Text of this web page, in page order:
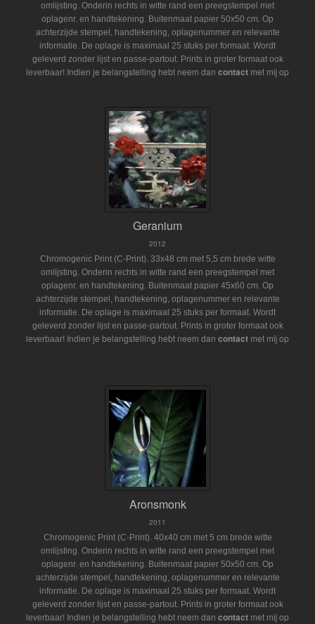
omlijsting. Onderin rechts in witte rand een preegstempel met
oplagenr. en handtekening. Buitenmaat papier 50x50 cm. Op
achterzijde stempel, handtekening, oplagenummer en relevante
informatie. De oplage is maximaal 25 stuks per formaat. Wordt
geleverd zonder lijst en passe-partout. Prints in groter formaat ook
leverbaar! Indien je belangstelling hebt neem dan contact met mij op
Geranium
2012
Chromogenic Print (C-Print). 33x48 cm met 5,5 cm brede witte
omlijsting. Onderin rechts in witte rand een preegstempel met
oplagenr. en handtekening. Buitenmaat papier 45x60 cm. Op
achterzijde stempel, handtekening, oplagenummer en relevante
informatie. De oplage is maximaal 25 stuks per formaat. Wordt
geleverd zonder lijst en passe-partout. Prints in groter formaat ook
leverbaar! Indien je belangstelling hebt neem dan contact met mij op
Aronsmonk
2011
Chromogenic Print (C-Print). 40x40 cm met 5 cm brede witte
omlijsting. Onderin rechts in witte rand een preegstempel met
oplagenr. en handtekening. Buitenmaat papier 50x50 cm. Op
achterzijde stempel, handtekening, oplagenummer en relevante
informatie. De oplage is maximaal 25 stuks per formaat. Wordt
geleverd zonder lijst en passe-partout. Prints in groter formaat ook
leverbaar! Indien je belangstelling hebt neem dan contact met mij op